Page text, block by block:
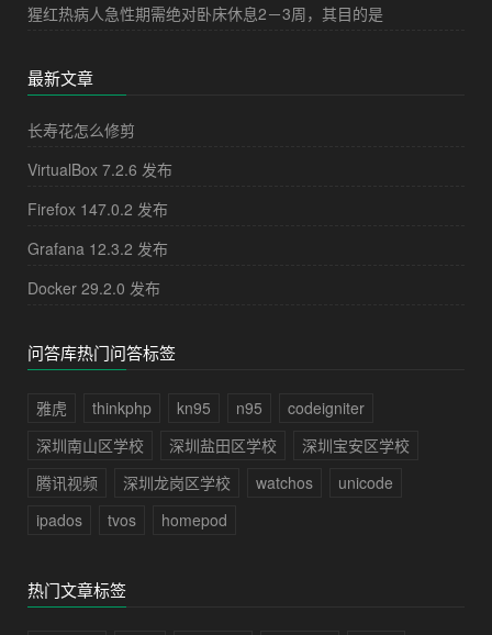
猩红热病人急性期需绝对卧床休息2－3周，其目的是
最新文章
长寿花怎么修剪
VirtualBox 7.2.6 发布
Firefox 147.0.2 发布
Grafana 12.3.2 发布
Docker 29.2.0 发布
问答库热门问答标签
雅虎 thinkphp kn95 n95
codeigniter
深圳南山区学校
深圳盐田区学校
深圳宝安区学校
腾讯视频
深圳龙岗区学校 watchos
unicode
ipados
tvos homepod
热门文章标签